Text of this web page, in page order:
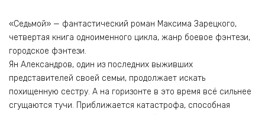
«Седьмой» — фантастический роман Максима Зарецкого,
четвертая книга одноименного цикла, жанр боевое фэнтези,
городское фэнтези.
Ян Александров, один из последних выживших
представителей своей семьи, продолжает искать
похищенную сестру. А на горизонте в это время всё сильнее
сгущаются тучи. Приближается катастрофа, способная